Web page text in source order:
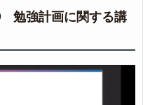
勉強計画に関する講